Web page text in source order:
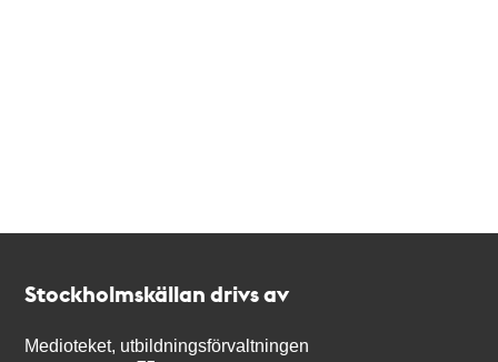
Stockholmskällan drivs av
Medioteket, utbildningsförvaltningen